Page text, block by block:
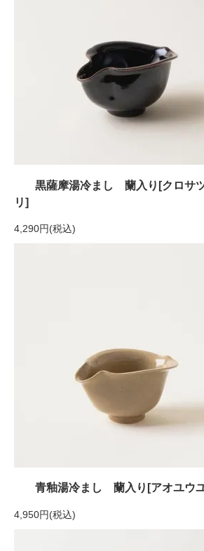
黒薩摩湯冷まし 蘭入り[クロサ
リ]
4,290円(税込)
青釉湯冷まし 蘭入り[アオユウ
4,950円(税込)